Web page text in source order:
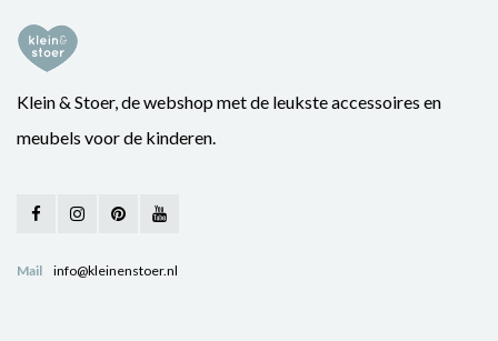
Klein & Stoer, de webshop met de leukste accessoires en
meubels voor de kinderen.
Mail info@kleinenstoer.nl